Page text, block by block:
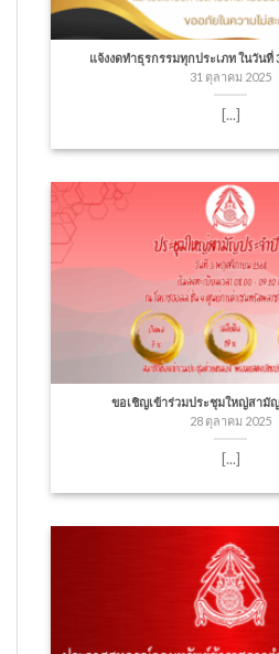
แจ้งงดทำธุรกรรมทุกประเภท ในวันที่
31 ตุลาคม 2025
[...]
ขอเชิญเข้าร่วมประชุมใหญ่สามัญ
28 ตุลาคม 2025
[...]